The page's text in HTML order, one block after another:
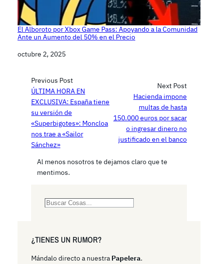
El Alboroto por Xbox Game Pass: Apoyando a la Comunidad
Ante un Aumento del 50% en el Precio
Fecha
octubre 2, 2025
Previous Post
ÚLTIMA HORA EN
EXCLUSIVA: España tiene
su versión de
«Superbigotes»: Moncloa
nos trae a «Sailor
Sánchez»
Next Post
Hacienda impone
multas de hasta
150.000 euros por sacar
o ingresar dinero no
justificado en el banco
Al menos nosotros te dejamos claro que te
mentimos.
S
r
h
¿TIENES UN RUMOR?
Mándalo directo a nuestra Papelera.